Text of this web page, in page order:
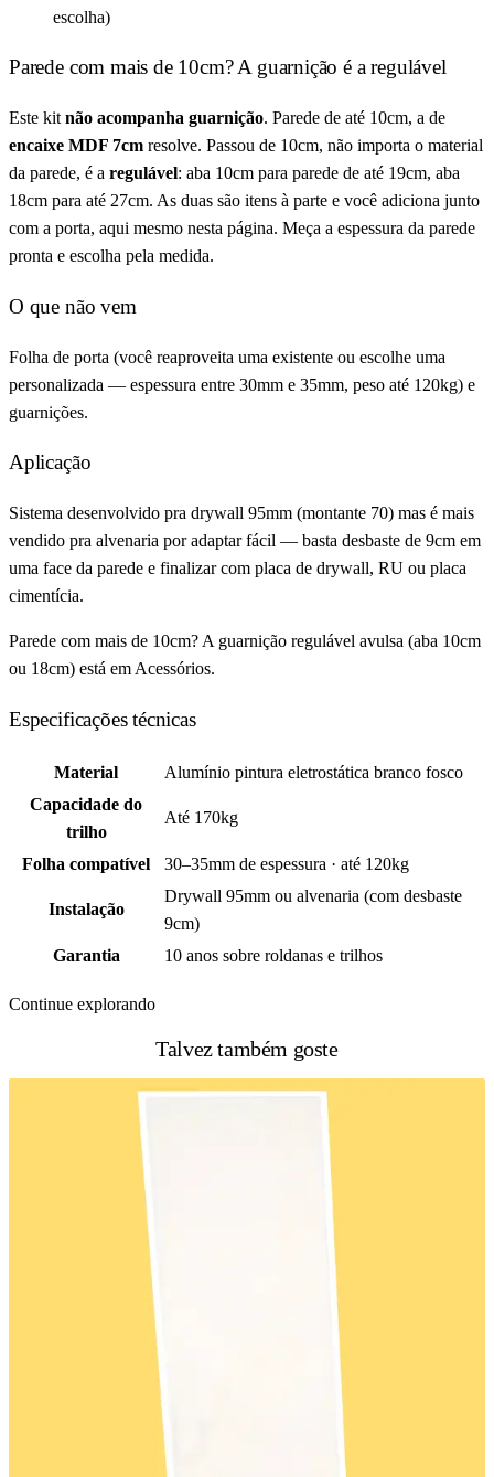
escolha)
Parede com mais de 10cm? A guarnição é a regulável
Este kit não acompanha guarnição. Parede de até 10cm, a de
encaixe MDF 7cm resolve. Passou de 10cm, não importa o material
da parede, é a regulável: aba 10cm para parede de até 19cm, aba
18cm para até 27cm. As duas são itens à parte e você adiciona junto
com a porta, aqui mesmo nesta página. Meça a espessura da parede
pronta e escolha pela medida.
O que não vem
Folha de porta (você reaproveita uma existente ou escolhe uma
personalizada — espessura entre 30mm e 35mm, peso até 120kg) e
guarnições.
Aplicação
Sistema desenvolvido pra drywall 95mm (montante 70) mas é mais
vendido pra alvenaria por adaptar fácil — basta desbaste de 9cm em
uma face da parede e finalizar com placa de drywall, RU ou placa
cimentícia.
Parede com mais de 10cm? A guarnição regulável avulsa (aba 10cm
ou 18cm) está em Acessórios.
Especificações técnicas
Material
Alumínio pintura eletrostática branco fosco
Capacidade do
trilho
Até 170kg
Folha compatível 30–35mm de espessura · até 120kg
Instalação
Drywall 95mm ou alvenaria (com desbaste
9cm)
Garantia
10 anos sobre roldanas e trilhos
Continue explorando
Talvez também goste